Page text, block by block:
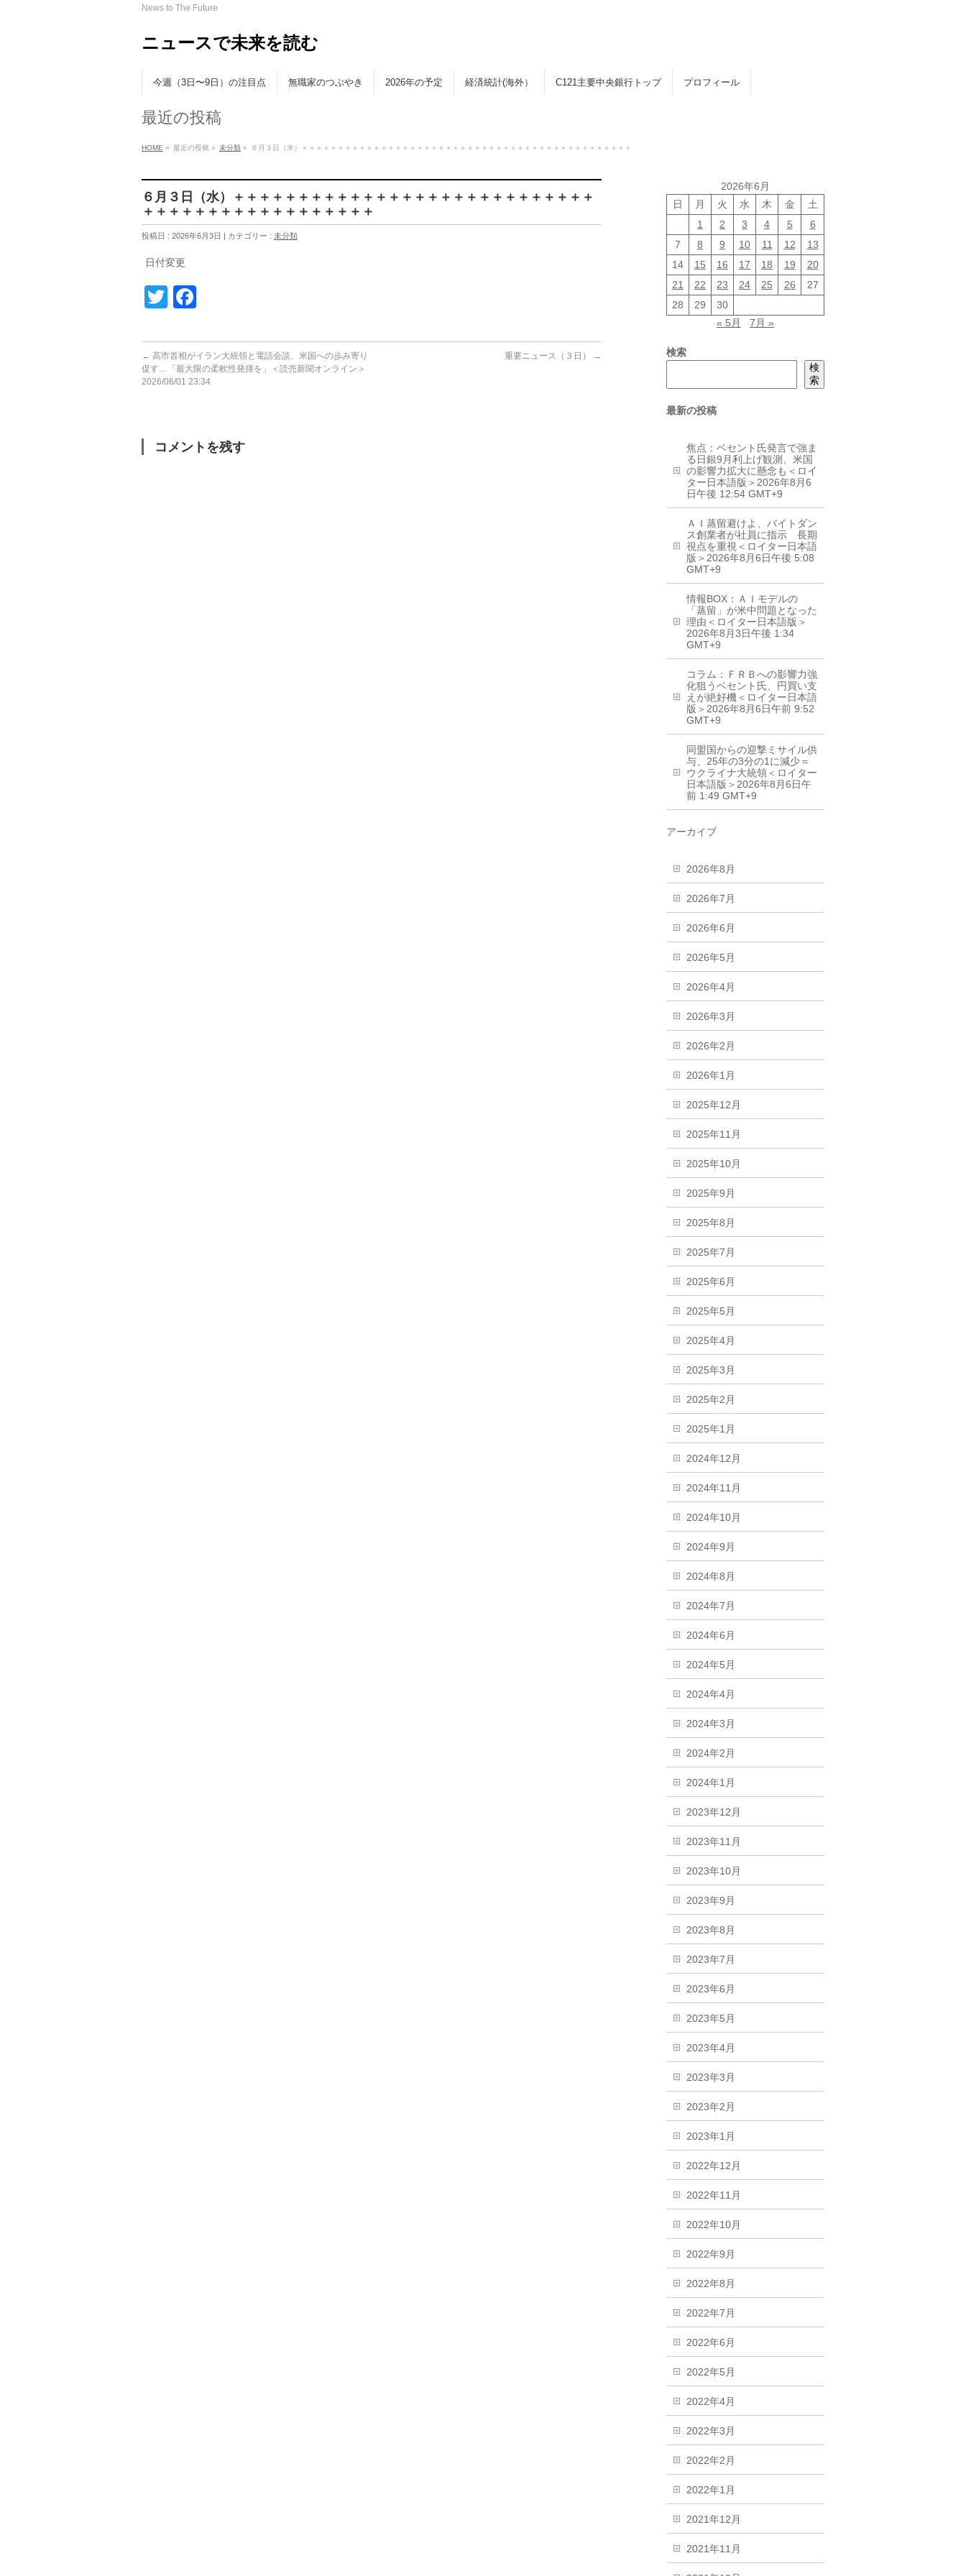
News to The Future
ニュースで未来を読む
今週（3日〜9日）の注目点 無職家のつぶやき 2026年の予定 経済統計(海外） C121主要中央銀行トップ プロフィール
最近の投稿
HOME » 最近の投稿 » 未分類 » ６月３日（水）＋＋＋＋＋＋＋＋＋＋＋＋＋＋＋＋＋＋＋＋＋＋＋＋＋＋＋＋＋＋＋＋＋＋＋＋＋＋＋＋＋＋＋＋＋＋
６月３日（水）＋＋＋＋＋＋＋＋＋＋＋＋＋＋＋＋＋＋＋＋＋＋＋＋＋＋＋＋
＋＋＋＋＋＋＋＋＋＋＋＋＋＋＋＋＋＋
投稿日 : 2026年6月3日 | カテゴリー : 未分類
日付変更
Twitter
← 高市首相がイラン大統領と電話会談、米国への歩み寄り
促す…「最大限の柔軟性発揮を」＜読売新聞オンライン＞
2026/06/01 23:34
重要ニュース（３日） →
コメントを残す
2026年6月
日
月 火 水 木 金
土
1
2 3 4 5
6
7
8 9 10 11 12
13
14
15 16 17 18 19
20
21
22 23 24 25 26
27
28
29
30
« 5月
7月 »
検索
検
索
最新の投稿
焦点：ベセント氏発言で強ま
る日銀9月利上げ観測、米国
の影響力拡大に懸念も＜ロイ
ター日本語版＞2026年8月6
日午後 12:54 GMT+9
ＡＩ蒸留避けよ、バイトダン
ス創業者が社員に指示 長期
視点を重視＜ロイター日本語
版＞2026年8月6日午後 5:08
GMT+9
情報BOX：ＡＩモデルの
「蒸留」が米中問題となった
理由＜ロイター日本語版＞
2026年8月3日午後 1:34
GMT+9
コラム：ＦＲＢへの影響力強
化狙うベセント氏、円買い支
えが絶好機＜ロイター日本語
版＞2026年8月6日午前 9:52
GMT+9
同盟国からの迎撃ミサイル供
与、25年の3分の1に減少＝
ウクライナ大統領＜ロイター
日本語版＞2026年8月6日午
前 1:49 GMT+9
アーカイブ
2026年8月
2026年7月
2026年6月
2026年5月
2026年4月
2026年3月
2026年2月
2026年1月
2025年12月
2025年11月
2025年10月
2025年9月
2025年8月
2025年7月
2025年6月
2025年5月
2025年4月
2025年3月
2025年2月
2025年1月
2024年12月
2024年11月
2024年10月
2024年9月
2024年8月
2024年7月
2024年6月
2024年5月
2024年4月
2024年3月
2024年2月
2024年1月
2023年12月
2023年11月
2023年10月
2023年9月
2023年8月
2023年7月
2023年6月
2023年5月
2023年4月
2023年3月
2023年2月
2023年1月
2022年12月
2022年11月
2022年10月
2022年9月
2022年8月
2022年7月
2022年6月
2022年5月
2022年4月
2022年3月
2022年2月
2022年1月
2021年12月
2021年11月